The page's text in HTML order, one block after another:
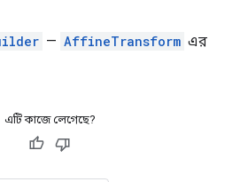
— AffineTransform এর
এটি কাজে লেগেছে?